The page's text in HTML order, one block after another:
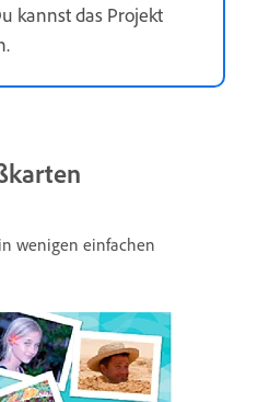
kannst das Projekt
wenigen einfachen